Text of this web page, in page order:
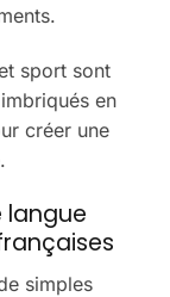
sport sont
en
créer une
langue
simples